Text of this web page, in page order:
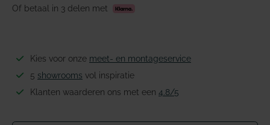
Of betaal in 3 delen met
Kies voor onze meet- en montageservice
5 showrooms vol inspiratie
Klanten waarderen ons met een 4.8/5